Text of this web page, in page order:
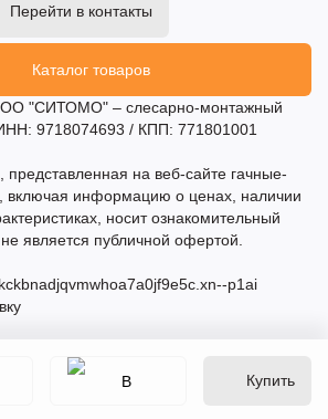
Купить
Перейти в контакты
Каталог товаров
"СИТОМО" – слесарно-монтажный
9718074693 / КПП: 771801001
на веб-сайте гачные-
включая информацию о ценах, наличии
носит ознакомительный
является публичной офертой.
p1ai